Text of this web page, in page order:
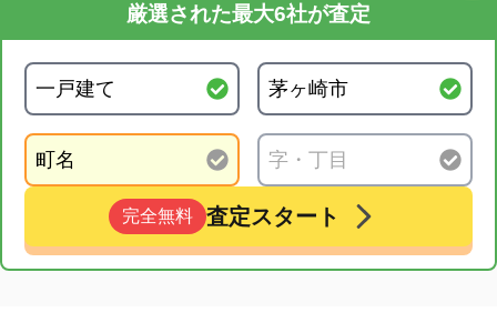
厳選された最大6社が査定
完全無料 査定スタート